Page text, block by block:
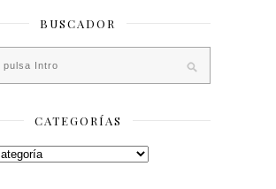
BUSCADOR
CATEGORÍAS